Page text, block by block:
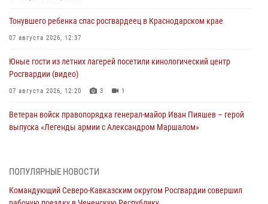
Тонувшего ребенка спас росгвардеец в Краснодарском крае
07 августа 2026, 12:37
Юные гости из летних лагерей посетили кинологический центр
Росгвардии (видео)
07 августа 2026, 12:20 3 1
Ветеран войск правопорядка генерал-майор Иван Пияшев – герой
выпуска «Легенды армии с Александром Маршалом»
Представители ФСБ России по Уральскому округу Росгвардии и
Кузнецова
ПОПУЛЯРНЫЕ НОВОСТИ
Командующий Северо-Кавказским округом Росгвардии совершил